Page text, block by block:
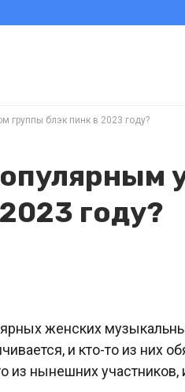
группы блэк пинк в 2023 году?
году?
женских
и кто-то из них
из нынешних